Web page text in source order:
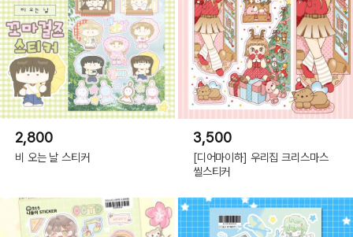
2,800
비 오는 날 스티커
3,500
[디어마이하] 우리집 크리스마스
씰스티커